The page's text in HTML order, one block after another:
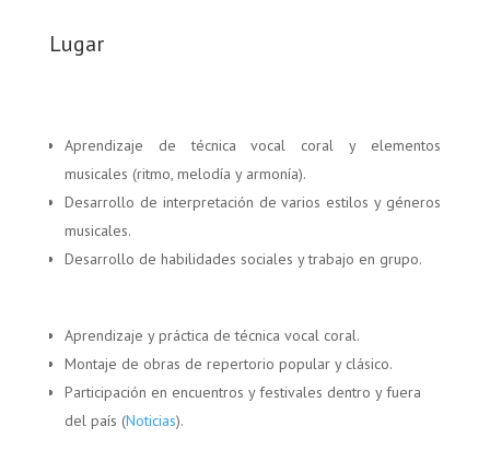
Lugar
Aprendizaje de técnica vocal coral y elementos
musicales (ritmo, melodía y armonía).
Desarrollo de interpretación de varios estilos y géneros
musicales.
Desarrollo de habilidades sociales y trabajo en grupo.
Aprendizaje y práctica de técnica vocal coral.
Montaje de obras de repertorio popular y clásico.
Participación en encuentros y festivales dentro y fuera
del país (Noticias).